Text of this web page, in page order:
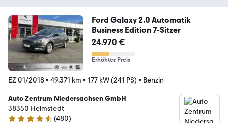
Ford Galaxy 2.0 Automatik
Business Edition 7-Sitzer
24.970 €
Erhöhter Preis
EZ 01/2018• 49.371 km • 177 kW (241 PS) • Benzin
Auto Zentrum Niedersachsen GmbH
38350 Helmstedt
(480)